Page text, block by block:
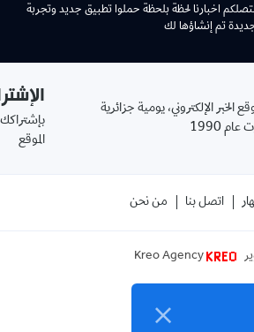
اخبارنا لحظة بلحظة حملوا تطبيق جديد وتجربة
تم إنشاؤها لك
الخبر الإلكتروني، يومية جزائرية
1990
الموقع
اتصل بنا من نحن
Kreo Agency